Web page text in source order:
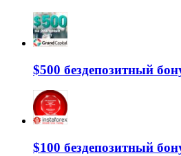
$500 бездепозитный
$100 бездепозитный